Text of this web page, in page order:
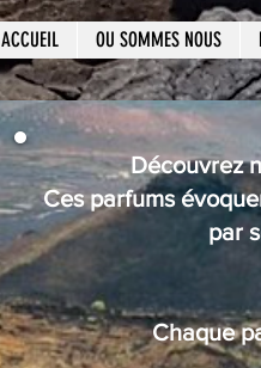
ACCUEIL OU SOMMES NOUS
Découvrez
Ces parfums
par
Chaque